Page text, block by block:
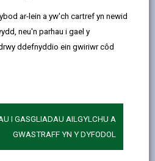
ar-lein a yw'ch cartref yn newid
neu'n parhau i gael y
ddefnyddio ein gwiriwr côd
I GASGLIADAU AILGYLCHU A
GWASTRAFF YN Y DYFODOL
Is-amcanion, meysydd
bartneriaid
balchder a
y Sir yn y
ohoni